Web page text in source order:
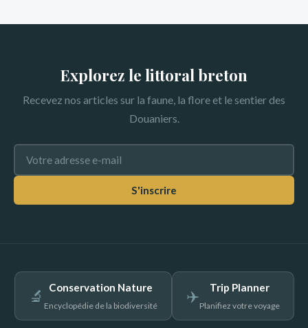
Explorez le littoral breton
Recevez nos articles sur la faune, la flore et le sentier des
Douaniers.
S'inscrire
🔬 Conservation Nature
Encyclopédie de la biodiversité
✈️ Trip Planner
Planifiez votre voyage